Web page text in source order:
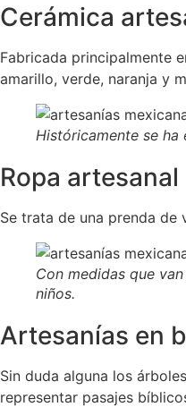
Cerámica
Fabricada principalmente
amarillo, verde, naranja y
Históricamente se
Ropa
Se trata de una prenda de
Con medidas que
niños.
Artesanías en
Sin duda alguna los
representar pasajes